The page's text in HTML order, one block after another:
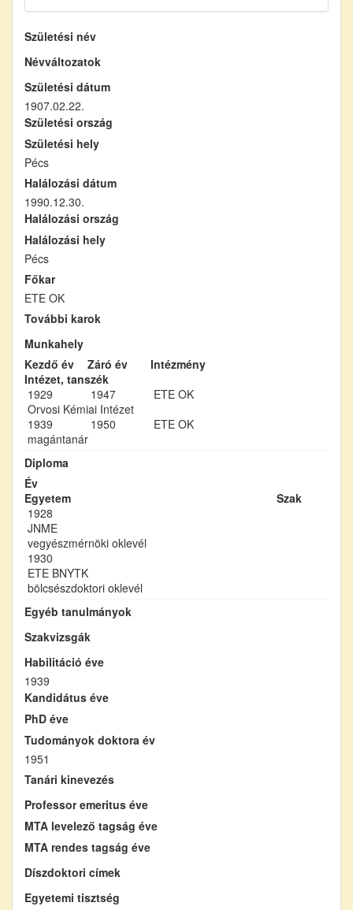
Születési név
Névváltozatok
Születési dátum
1907.02.22.
Születési ország
Születési hely
Pécs
Halálozási dátum
1990.12.30.
Halálozási ország
Halálozási hely
Pécs
Főkar
ETE OK
További karok
Munkahely
Kezdő év
Záró év
Intézmény
Intézet, tanszék
1929
1947
ETE OK
Orvosi Kémiai Intézet
1939
1950
ETE OK
magántanár
Diploma
Év
Egyetem
Szak
1928
JNME
vegyészmérnöki oklevél
1930
ETE BNYTK
bölcsészdoktori oklevél
Egyéb tanulmányok
Szakvizsgák
Habilitáció éve
1939
Kandidátus éve
PhD éve
Tudományok doktora év
1951
Tanári kinevezés
Professor emeritus éve
MTA levelező tagság éve
MTA rendes tagság éve
Díszdoktori címek
Egyetemi tisztség